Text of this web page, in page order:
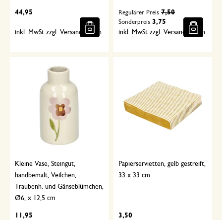
44,95
inkl. MwSt zzgl. Versandkosten
Sonderpreis 3,75
Regulärer Preis 7,50
inkl. MwSt zzgl. Versandkosten
Kleine Vase, Steingut,
handbemalt, Veilchen,
Traubenh. und Gänseblümchen,
Ø6, x 12,5 cm
11,95
Papierservietten, gelb gestreift,
33 x 33 cm
3,50